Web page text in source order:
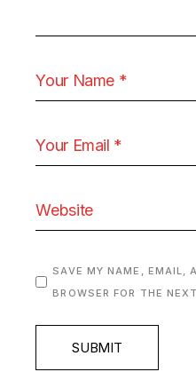
SAVE MY NAME, EMAIL,
BROWSER FOR THE
SUBMIT